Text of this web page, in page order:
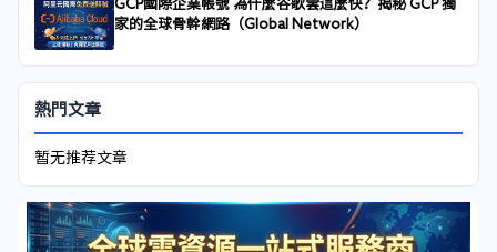
GCP國際企業帳號 為什麼谷歌雲這麼快？揭秘 GCP 獨
家的全球骨幹網路（Global Network）
熱門文章
暂无推荐文章